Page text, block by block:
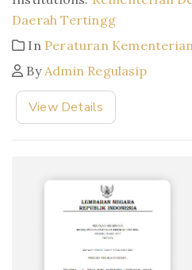
Daerah Tertingg
In Peraturan Kementerian
By Admin Regulasip
View Details